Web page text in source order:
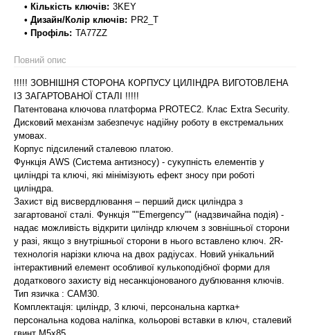
• Кількість ключів: 3KEY
• Дизайн/Колір ключів: PR2_T
• Профіль: TA77ZZ
Повний опис
!!!!! ЗОВНІШНЯ СТОРОНА КОРПУСУ ЦИЛІНДРА ВИГОТОВЛЕНА
ІЗ ЗАГАРТОВАНОЇ СТАЛІ !!!!!
Патентована ключова платформа PROTEC2. Клас Extra Security.
Дисковий механізм забезпечує надійну роботу в екстремальних
умовах.
Корпус підсилений сталевою платою.
Функція AWS (Система антизносу) - сукупність елементів у
циліндрі та ключі, які мінімізують ефект зносу при роботі
циліндра.
Захист від висвердлювання – перший диск циліндра з
загартованої сталі. Функція ""Emergency"" (надзвичайна подія) -
надає можливість відкрити циліндр ключем з зовнішньої сторони
у разі, якщо з внутрішньої сторони в нього вставлено ключ. 2R-
технологія нарізки ключа на двох радіусах. Новий унікальний
інтерактивний елемент особливої кулькоподібної форми для
додаткового захисту від несанкціонованого дублювання ключів.
Тип язичка : САМ30.
Комплектація: циліндр, 3 ключі, персональна картка+
персональна кодова наліпка, кольорові вставки в ключ, сталевий